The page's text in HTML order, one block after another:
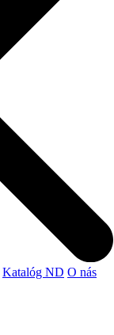
Katalóg ND O nás